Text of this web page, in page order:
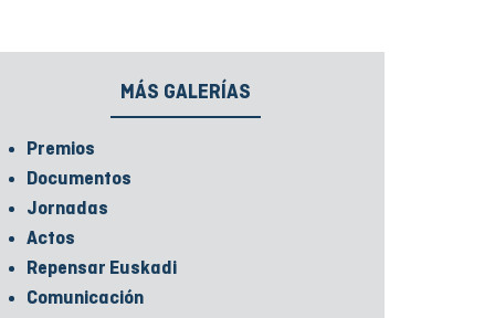
MÁS GALERÍAS
Premios
Documentos
Jornadas
Actos
Repensar Euskadi
Comunicación